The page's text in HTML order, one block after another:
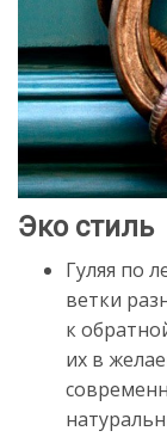
Эко стиль
Гуляя по
ветки
к
их в